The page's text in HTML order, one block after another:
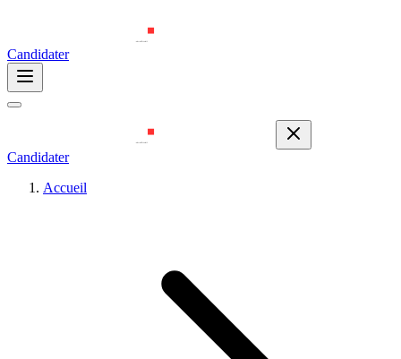
Candidater
Candidater
Accueil